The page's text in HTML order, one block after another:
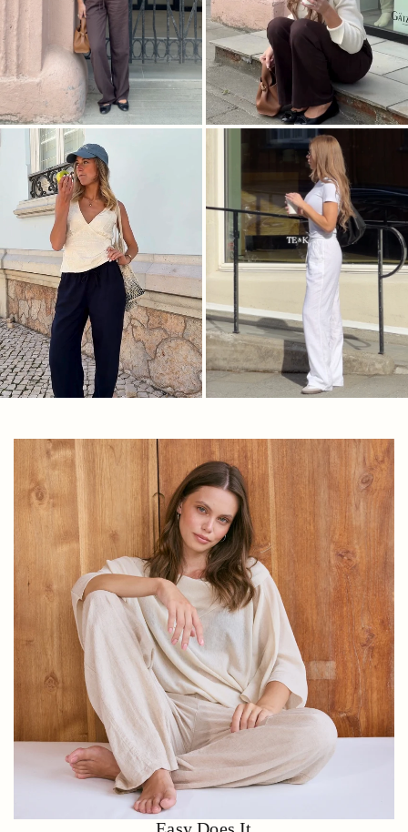
Easy Does It